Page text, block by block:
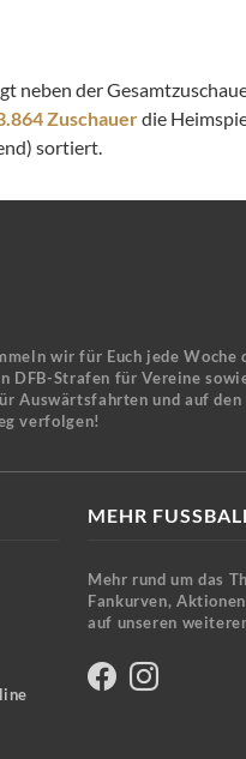
der
Zuschauerdie
sortiert.
wir für Euch jede Woche
DFB-Strafen für Vereine
Auswärtsfahrten und auf den
verfolgen!
MEHR
Mehr rund um das
Fankurven,
auf unseren